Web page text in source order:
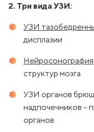
2. Три вида УЗИ:
УЗИ
дисплазии
Нейросонография
структур мозга
УЗИ органов
надпочечников –
органов